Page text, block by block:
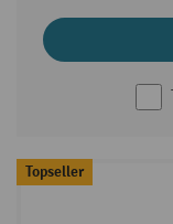
Topseller